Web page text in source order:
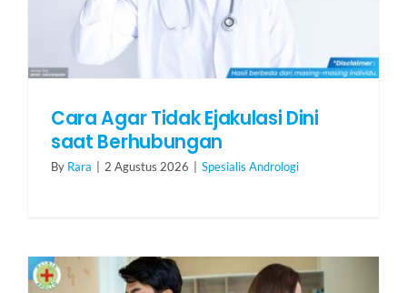
Cara Agar Tidak Ejakulasi Dini
saat Berhubungan
By Rara 2 Agustus 2026 Spesialis Andrologi